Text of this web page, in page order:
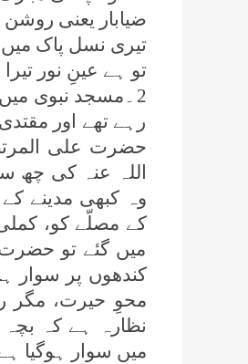
ضیابار یعنی روشن
تیری نسل پاک
تو ہے عینِ نور
2۔مسجد نبوی
رہے تھے اور
حضرت علی
اللہ عنہ کی چھ
وہ کبھی مدینے
کے مصلّے کو،
میں گئے تو حضرت
کندھوں پر سوار
محوِ حیرت، مگر
نظارہ ہے کہ بچہ
میں سوار ہوگیا